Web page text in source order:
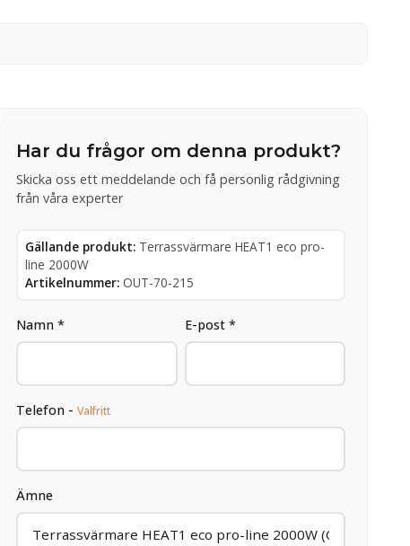
Har du frågor om denna produkt?
Skicka oss ett meddelande och få personlig rådgivning
från våra experter
Gällande produkt: Terrassvärmare HEAT1 eco pro-
line 2000W
Artikelnummer: OUT-70-215
Namn * E-post *
Telefon -Valfritt
Ämne